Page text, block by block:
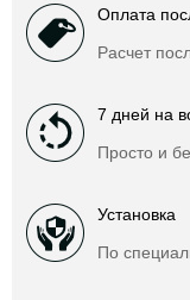
Оплата
Расчет
7 дней на
Просто и
Установка
По